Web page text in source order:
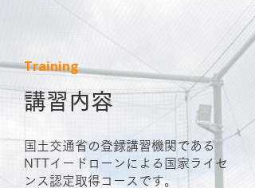
Training
講習内容
国土交通省の登録講習機関である
NTTイードローンによる国家ライセ
ンス認定取得コースです。